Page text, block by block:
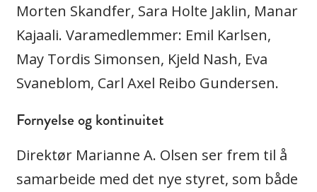
Morten Skandfer, Sara Holte Jaklin, Manar
Kajaali. Varamedlemmer: Emil Karlsen,
May Tordis Simonsen, Kjeld Nash, Eva
Svaneblom, Carl Axel Reibo Gundersen.
Fornyelse og kontinuitet
Direktør Marianne A. Olsen ser frem til å
samarbeide med det nye styret, som både